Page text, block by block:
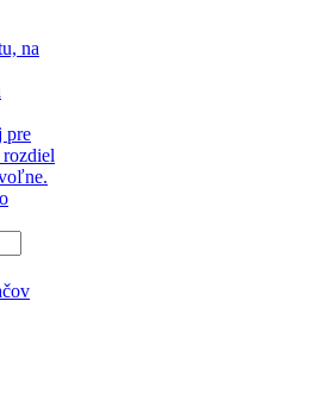
na
pre